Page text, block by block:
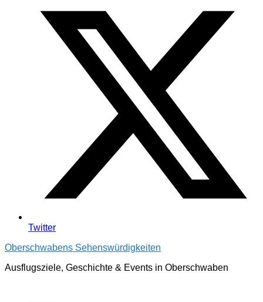
Twitter
Oberschwabens Sehenswürdigkeiten
Ausflugsziele, Geschichte & Events in Oberschwaben